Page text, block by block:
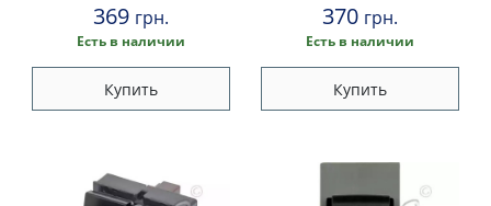
369 грн.
Есть в наличии
Купить
370 грн.
Есть в наличии
Купить